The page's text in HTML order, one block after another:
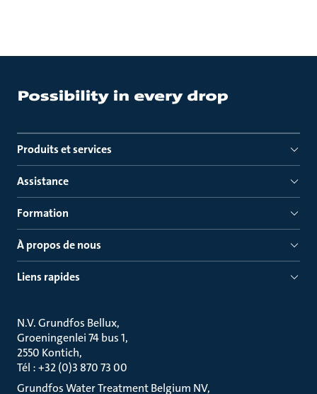
Produits et services
Assistance
Formation
À propos de nous
Liens rapides
N.V. Grundfos Bellux
Groeningenlei 74 bus 1
2550 Kontich
Tél : +32 (0)3 870 73 00
Grundfos Water Treatment Belgium NV